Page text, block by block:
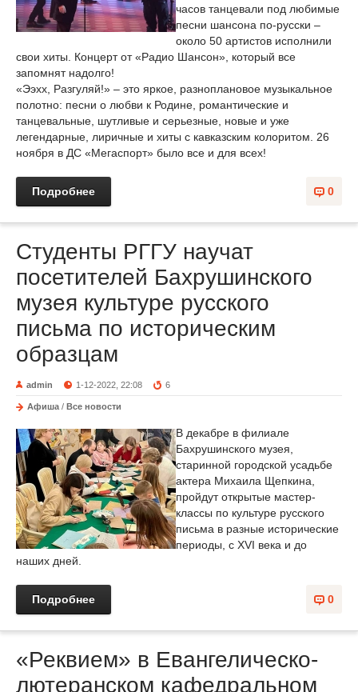
часов танцевали под любимые
песни шансона по-русски –
около 50 артистов исполнили
свои хиты. Концерт от «Радио Шансон», который все
запомнят надолго!
«Ээхх, Разгуляй!» – это яркое, разноплановое музыкальное
полотно: песни о любви к Родине, романтические и
танцевальные, шутливые и серьезные, новые и уже
легендарные, лиричные и хиты с кавказским колоритом. 26
ноября в ДС «Мегаспорт» было все и для всех!
0
Подробнее
Студенты РГГУ научат
посетителей Бахрушинского
музея культуре русского
письма по историческим
образцам
admin 1-12-2022, 22:08 6
Афиша / Все новости
В декабре в филиале
Бахрушинского музея,
старинной городской усадьбе
актера Михаила Щепкина,
пройдут открытые мастер-
классы по культуре русского
письма в разные исторические
периоды, с XVI века и до
наших дней.
0
Подробнее
«Реквием» в Евангелическо-
лютеранском кафедральном